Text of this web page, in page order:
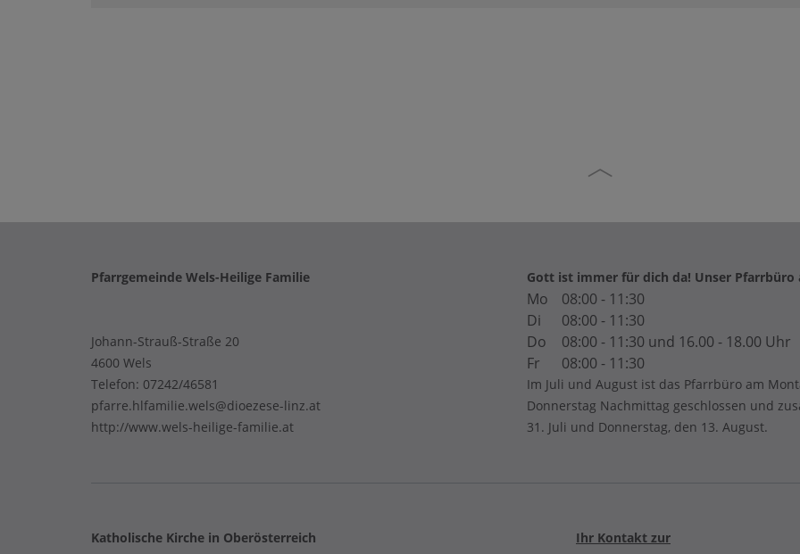
Pfarrgemeinde Wels-Heilige Familie
Johann-Strauß-Straße 20
4600 Wels
Telefon: 07242/46581
pfarre.hlfamilie.wels@dioezese-linz.at
http://www.wels-heilige-familie.at
Gott ist immer für dich da! Unser Pfarrbüro
Mo
08:00 - 11:30
Di
08:00 - 11:30
Do
08:00 - 11:30 und 16.00 - 18.00 Uhr
Fr
08:00 - 11:30
Im Juli und August ist das Pfarrbüro am
Donnerstag Nachmittag geschlossen und
31. Juli und Donnerstag, den 13. August.
Katholische Kirche in Oberösterreich
Ihr Kontakt zur